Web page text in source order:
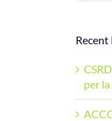
Recent
per